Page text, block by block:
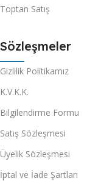
Toptan Satış
Sözleşmeler
Gizlilik Politikamız
K.V.K.K.
Bilgilendirme Formu
Satış Sözleşmesi
Üyelik Sözleşmesi
İptal ve İade Şartları